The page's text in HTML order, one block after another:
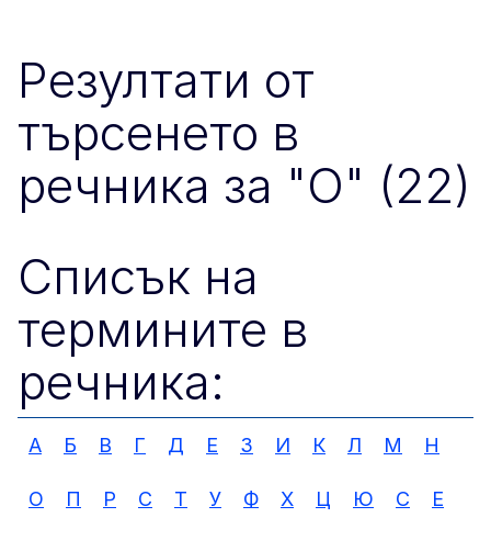
Резултати от
търсенето в
речника за "O" (22)
Списък на
термините в
речника:
А Б В Г Д Е З И К Л М Н
О П Р С Т У Ф Х Ц Ю C E